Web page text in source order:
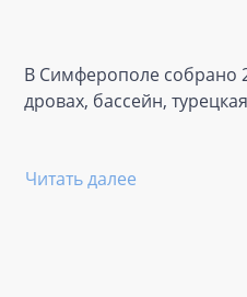
В Симферополе собрано
дровах, бассейн,
Читать далее